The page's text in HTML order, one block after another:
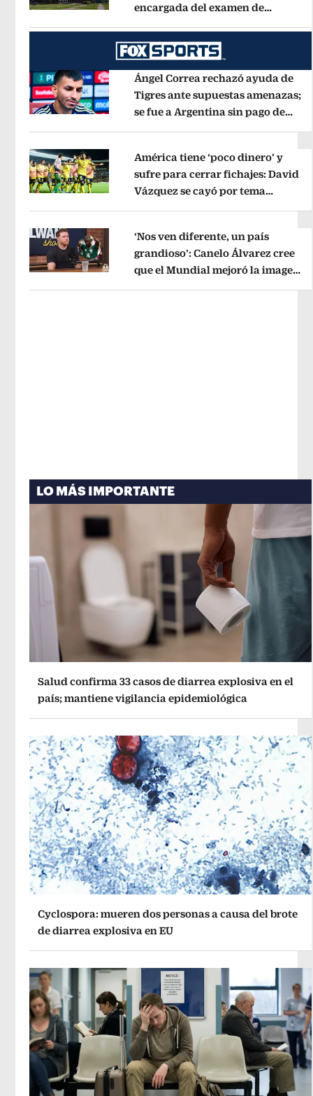
encargada del examen de
Ángel Correa rechazó ayuda de
Tigres ante supuestas amenazas;
se fue a Argentina sin pago de
América tiene ‘poco dinero’ y
sufre para cerrar fichajes: David
Vázquez se cayó por tema
‘Nos ven diferente, un país
grandioso’: Canelo Álvarez cree
que el Mundial mejoró la imagen
LO MÁS IMPORTANTE
Salud confirma 33 casos de diarrea explosiva en el
país; mantiene vigilancia epidemiológica
Cyclospora: mueren dos personas a causa del brote
de diarrea explosiva en EU